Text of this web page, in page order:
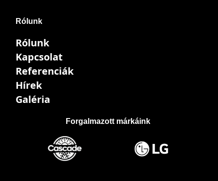
Rólunk
Rólunk
Kapcsolat
Referenciák
Hírek
Galéria
Forgalmazott márkáink